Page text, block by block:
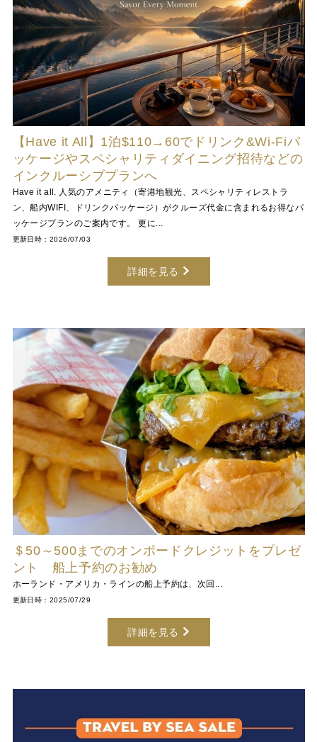
【Have it All】1泊$110→60でドリンク&Wi-Fiパ
ッケージやスペシャリティダイニング招待などの
インクルーシブプランへ
Have it all. 人気のアメニティ（寄港地観光、スペシャリティレストラ
ン、船内WIFI、ドリンクパッケージ）がクルーズ代金に含まれるお得なパ
ッケージプランのご案内です。 更に...
更新日時：2026/07/03
詳細を見る
＄50～500までのオンボードクレジットをプレゼ
ント 船上予約のお勧め
ホーランド・アメリカ・ラインの船上予約は、次回...
更新日時：2025/07/29
詳細を見る